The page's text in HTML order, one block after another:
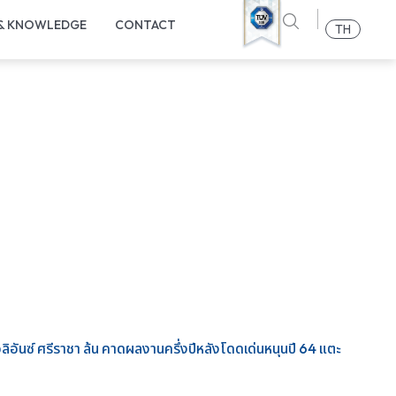
KNOWLEDGE CONTACT TH
อันซ์ ศรีราชา ล้น คาดผลงานครึ่งปีหลังโดดเด่นหนุนปี 64 แตะ